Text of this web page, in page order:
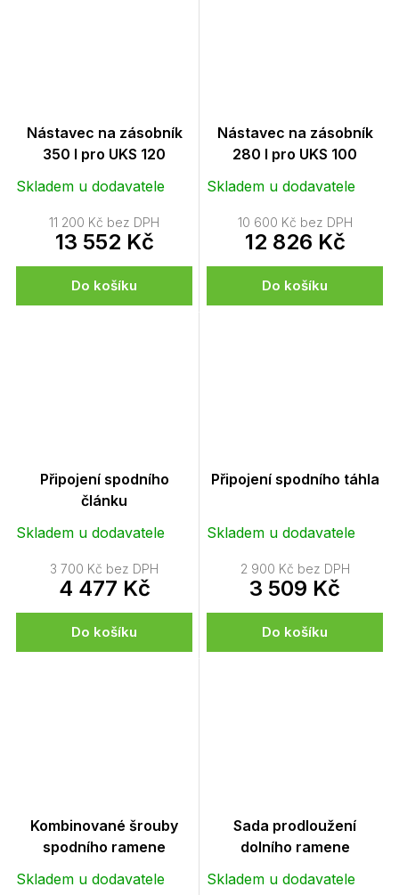
Nástavec na zásobník
350 l pro UKS 120
Skladem u dodavatele
11 200 Kč bez DPH
13 552 Kč
Do košíku
Nástavec na zásobník
280 l pro UKS 100
Skladem u dodavatele
10 600 Kč bez DPH
12 826 Kč
Do košíku
Připojení spodního
článku
Skladem u dodavatele
3 700 Kč bez DPH
4 477 Kč
Do košíku
Připojení spodního táhla
Skladem u dodavatele
2 900 Kč bez DPH
3 509 Kč
Do košíku
Kombinované šrouby
spodního ramene
Skladem u dodavatele
Sada prodloužení
dolního ramene
Skladem u dodavatele